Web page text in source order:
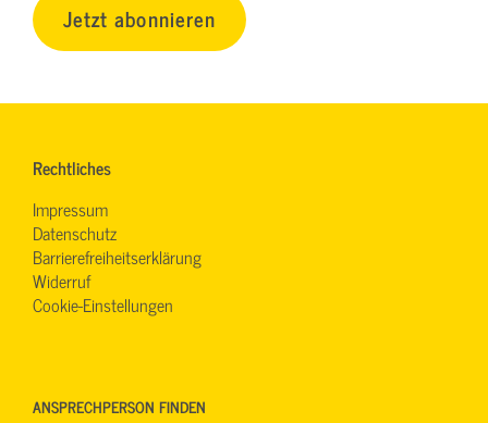
Jetzt abonnieren
Rechtliches
Impressum
Datenschutz
Barrierefreiheitserklärung
Widerruf
Cookie-Einstellungen
ANSPRECHPERSON FINDEN